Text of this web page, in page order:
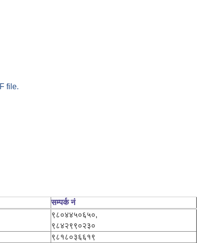
file.
सम्पर्क नं
९८०४४५०६५०,
९८४२९९०२३०
९८१८०३६६१९